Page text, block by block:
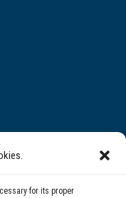
for its proper